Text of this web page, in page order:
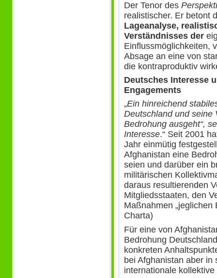
Der Tenor des
realistischer. Er betont
Lageanalyse,
Verständnisses der
Einflussmöglichkeiten,
Absage an eine von
die kontraproduktiv
Deutsches Interesse
Engagements
„Ein hinreichend
Deutschland und seine
Bedrohung ausgeht“,
Interesse.“ Seit 2001
Jahr einmütig
Afghanistan eine
seien und darüber ein
militärischen
daraus resultierenden
Mitgliedsstaaten, den
Maßnahmen „jeglichen
Charta)
Für eine von
Bedrohung
konkreten
bei Afghanistan aber in
internationale